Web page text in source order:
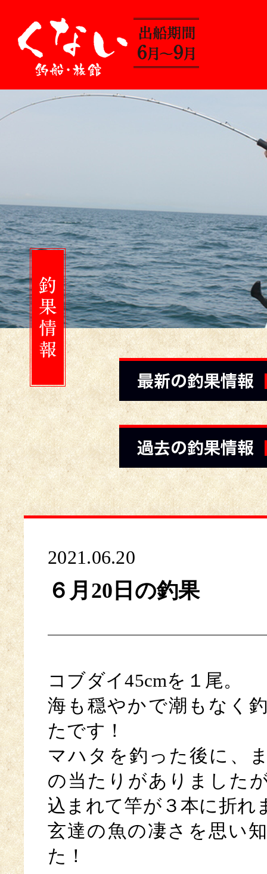
2021.06.20
６月20日の釣果
コブダイ45cmを１尾。
海も穏やかで潮もなく
たです！
マハタを釣った後に、
の当たりがありました
込まれて竿が３本に折れ
玄達の魚の凄さを思い
た！